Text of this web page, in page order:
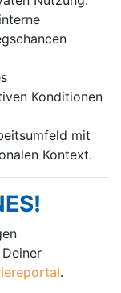
Konditionen
mit
Kontext.
.